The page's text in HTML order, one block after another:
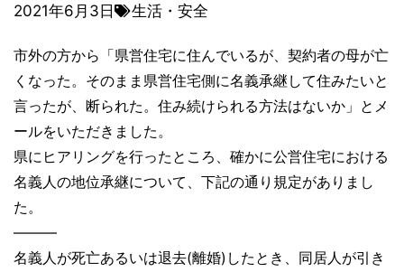
2021年6月3日 生活・安全
市外の方から「県営住宅に住んでいるが、契約者の母が亡
くなった。そのまま県営住宅側に名義承継して住みたいと
言ったが、断られた。住み続けられる方法はないか」とメ
ールをいただきました。
県にヒアリングを行ったところ、確かに公営住宅における
名義人の地位承継について、下記の通り規定がありまし
た。
―――
名義人が死亡あるいは退去(離婚)したとき、同居人が引き